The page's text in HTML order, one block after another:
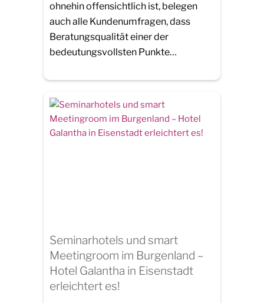
ohnehin offensichtlich ist, belegen
auch alle Kundenumfragen, dass
Beratungsqualität einer der
bedeutungsvollsten Punkte…
Seminarhotels und smart
Meetingroom im Burgenland –
Hotel Galantha in Eisenstadt
erleichtert es!